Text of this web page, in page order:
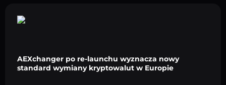
AEXchanger po re-launchu wyznacza nowy
standard wymiany kryptowalut w Europie